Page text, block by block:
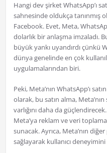
Hangi dev şirket WhatsApp’ı
sahnesinde oldukça tanınmış
Facebook. Evet, Meta,
dolarlık bir anlaşma imzaladı.
büyük yankı uyandırdı çünkü
dünya genelinde en çok
uygulamalarından biri.
Peki, Meta’nın WhatsApp’ı
olarak, bu satın alma,
varlığını daha da
Meta’ya reklam ve veri
sunacak. Ayrıca, Meta’nın
sağlayarak kullanıcı